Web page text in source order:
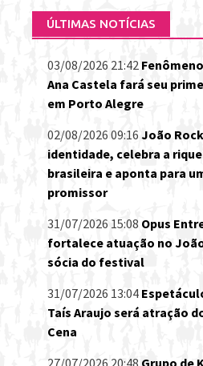
ÚLTIMAS NOTÍCIAS
03/08/2026 21:42
Ana Castela fará seu
em Porto Alegre
02/08/2026 09:16 João
identidade, celebra a
brasileira e aponta para
promissor
31/07/2026 15:08 Opus
fortalece atuação no
sócia do festival
31/07/2026 13:04
Taís Araujo será atração
Cena
27/07/2026 20:48 Grupo de